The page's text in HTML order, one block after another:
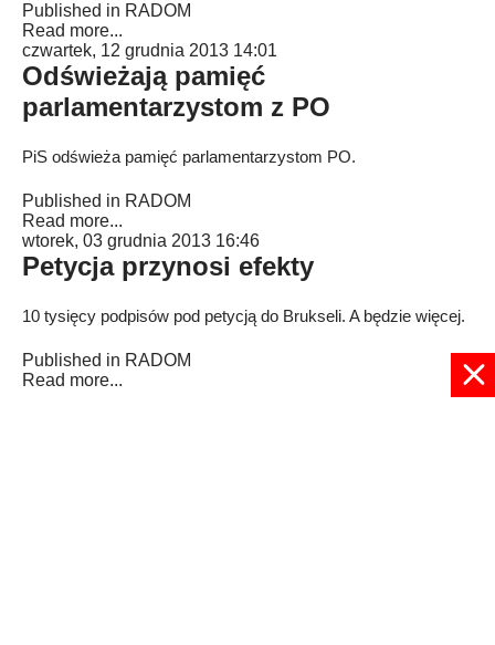
Published in RADOM
Read more...
czwartek, 12 grudnia 2013 14:01
Odświeżają pamięć
parlamentarzystom z PO
PiS odświeża pamięć parlamentarzystom PO.
Published in RADOM
Read more...
wtorek, 03 grudnia 2013 16:46
Petycja przynosi efekty
10 tysięcy podpisów pod petycją do Brukseli. A będzie więcej.
Published in RADOM
Read more...